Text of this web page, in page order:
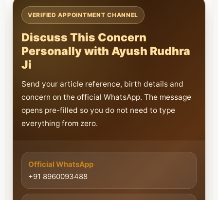
VERIFIED APPOINTMENT CHANNEL
Discuss This Concern
Personally with Ayush Rudhra
Ji
Send your article reference, birth details and
concern on the official WhatsApp. The message
opens pre-filled so you do not need to type
everything from zero.
Official WhatsApp
+91 8960093488